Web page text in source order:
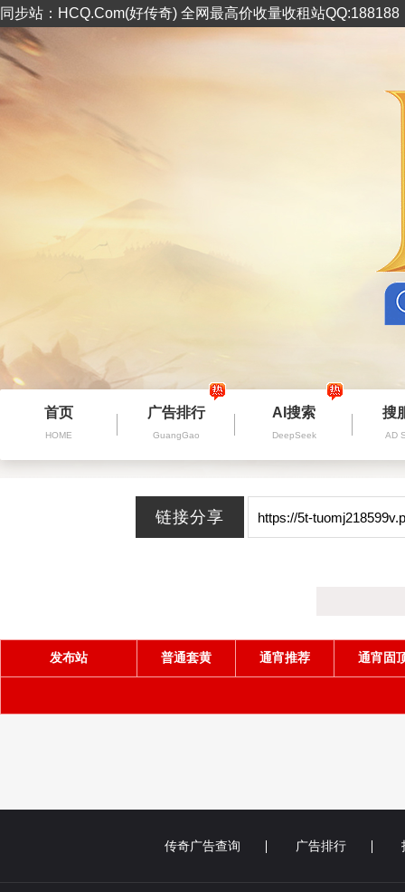
同步站：HCQ.Com(好传奇) 全网最高价收量收租站
首页
HOME
广告排行
GuangGao
AI搜索
DeepSeek
搜
AD
发布站 普通套黄 通宵推荐 通宵固
传奇广告查询 广告排行